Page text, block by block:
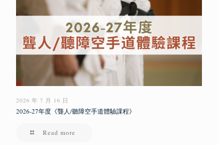
2026 年 7 月 16 日
2026-27年度《聾人/聽障空手道體驗課程》
Read more